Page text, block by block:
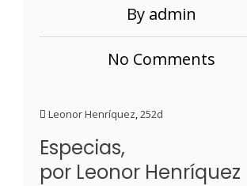
By admin
No Comments
Leonor Henríquez,252d
Especias,
por Leonor Henríquez